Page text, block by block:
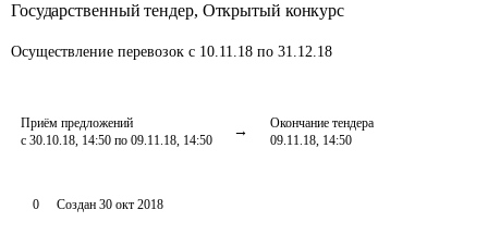
Государственный тендер, Открытый конкурс
Осуществление перевозок с 10.11.18 по 31.12.18
Приём предложений
с 30.10.18, 14:50 по 09.11.18, 14:50
Окончание тендера
09.11.18, 14:50
0 Создан 30 окт 2018